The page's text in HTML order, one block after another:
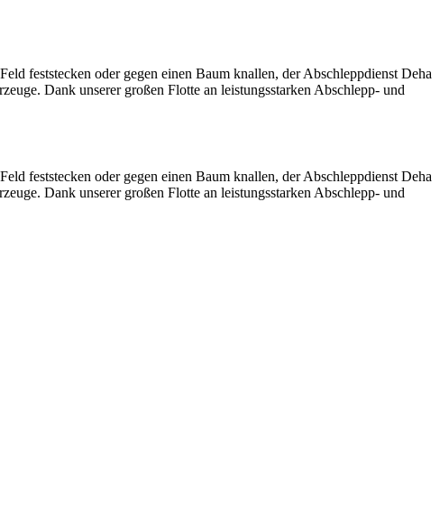
feststecken oder gegen einen Baum knallen, der Abschleppdienst Deha
Dank unserer großen Flotte an leistungsstarken Abschlepp- und
feststecken oder gegen einen Baum knallen, der Abschleppdienst Deha
Dank unserer großen Flotte an leistungsstarken Abschlepp- und